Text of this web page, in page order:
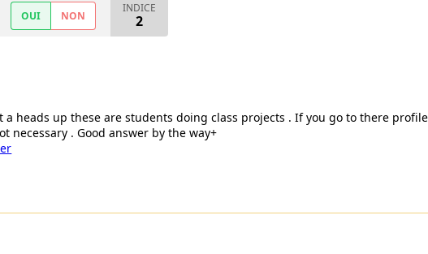
OUI NON
INDICE
2
a heads up these are students doing class projects . If you go to there
necessary . Good answer by the way+